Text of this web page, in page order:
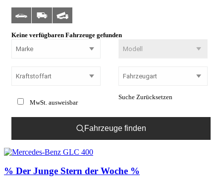
Keine verfügbaren Fahrzeuge gefunden
MwSt. ausweisbar
Suche Zurücksetzen
Fahrzeuge finden
% Der Junge Stern der Woche %